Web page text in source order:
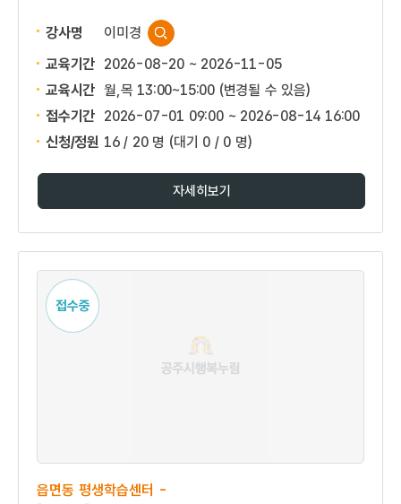
강사명
이미경
교육기간 2026-08-20 ~ 2026-11-05
교육시간 월,목 13:00~15:00 (변경될 수 있음)
접수기간 2026-07-01 09:00 ~ 2026-08-14 16:00
신청/정원 16 / 20 명 (대기 0 / 0 명)
자세히보기
접수중
읍면동 평생학습센터 -